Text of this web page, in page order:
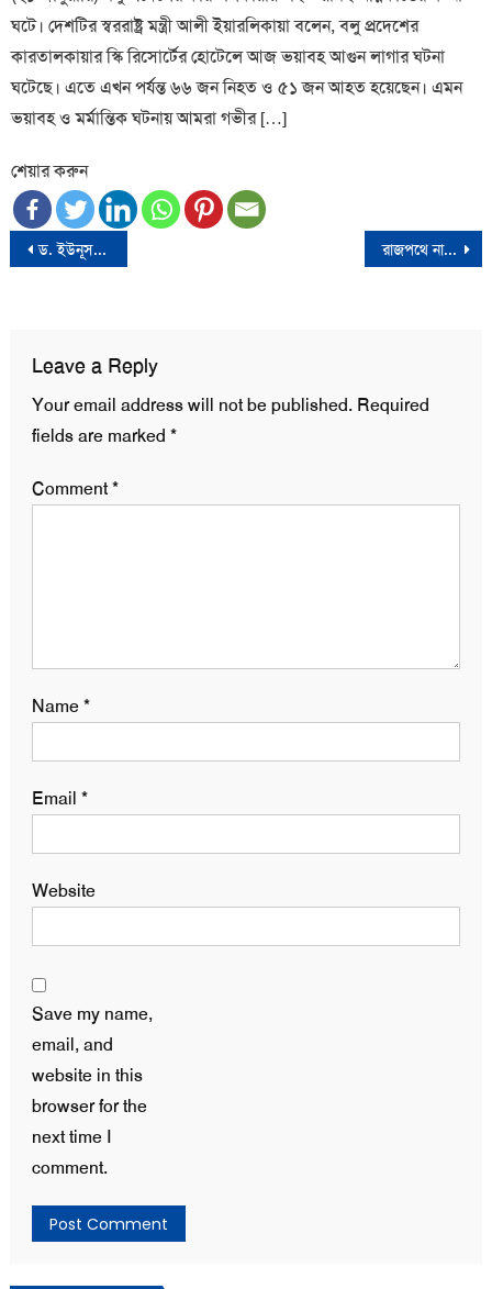
ঘটে। দেশটির স্বররাষ্ট্র মন্ত্রী আলী ইয়ারলিকায়া বলেন, বলু প্রদেশের
কারতালকায়ার স্কি রিসোর্টের হোটেলে আজ ভয়াবহ আগুন লাগার ঘটনা
ঘটেছে। এতে এখন পর্যন্ত ৬৬ জন নিহত ও ৫১ জন আহত হয়েছেন। এমন
ভয়াবহ ও মর্মান্তিক ঘটনায় আমরা গভীর […]
শেয়ার করুন
Post
ড. ইউনূসকে কারাদণ্ডের মধ্য দিয়ে বিচার ব্যবস্থাকে নগ্নভাবে লংঘন করা হয়েছে রাজপথে নামার এখনই শ্রেষ্ঠ সময়-বিএনপি
Leave a Reply
Your email address will not be published. Required
fields are marked *
Comment*
Name*
Email *
Website
Save my name,
email, and
website in this
browser for the
next time I
comment.